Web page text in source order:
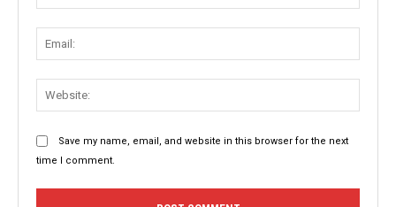
Save my name, email, and website in this browser for the next
time I comment.